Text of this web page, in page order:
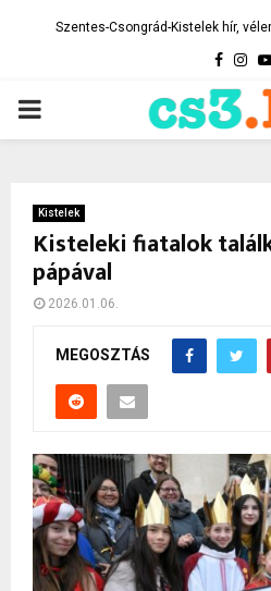
Szentes-Csongrád-Kistelek hír,
PRIMARY
Kistelek
Kisteleki fiatalok
pápával
2026.01.06.
MEGOSZTÁS